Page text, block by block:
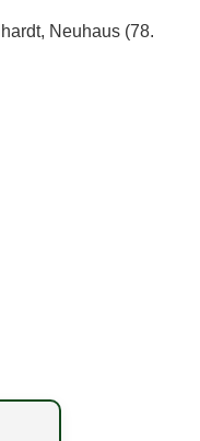
Neuhaus (78.